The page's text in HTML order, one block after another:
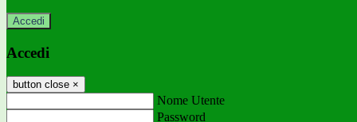
Accedi
Accedi
button close ×
Nome Utente
Password